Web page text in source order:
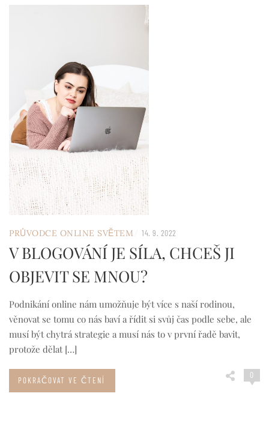
PRŮVODCE ONLINE SVĚTEM 14. 9. 2022
V BLOGOVÁNÍ JE SÍLA, CHCEŠ JI
OBJEVIT SE MNOU?
Podnikání online nám umožňuje být více s naší rodinou,
věnovat se tomu co nás baví a řídit si svůj čas podle sebe, ale
musí být chytrá strategie a musí nás to v první řadě bavit,
protože dělat […]
0
POKRAČOVAT VE ČTENÍ